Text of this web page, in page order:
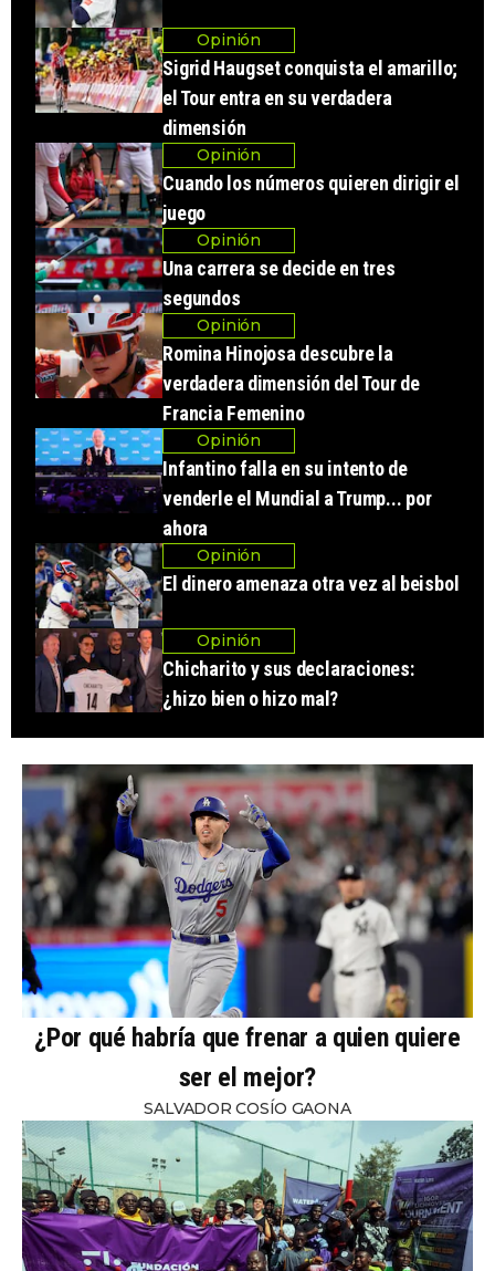
Opinión
Sigrid Haugset conquista el amarillo;
el Tour entra en su verdadera
dimensión
Opinión
Cuando los números quieren dirigir el
juego
Opinión
Una carrera se decide en tres
segundos
Opinión
Romina Hinojosa descubre la
verdadera dimensión del Tour de
Francia Femenino
Opinión
Infantino falla en su intento de
venderle el Mundial a Trump... por
ahora
Opinión
El dinero amenaza otra vez al beisbol
Opinión
Chicharito y sus declaraciones:
¿hizo bien o hizo mal?
¿Por qué habría que frenar a quien quiere
ser el mejor?
SALVADOR COSÍO GAONA